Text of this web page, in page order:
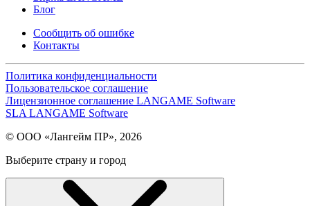
Блог
Сообщить об ошибке
Контакты
Политика конфиденциальности
Пользовательское соглашение
Лицензионное соглашение LANGAME Software
SLA LANGAME Software
© ООО «Лангейм ПР», 2026
Выберите страну и город